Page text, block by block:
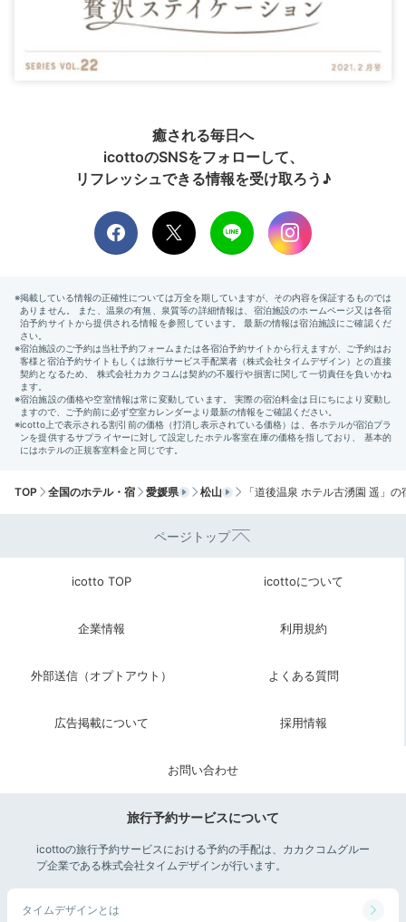
癒される毎日へ
icottoのSNSをフォローして、
リフレッシュできる情報を受け取ろう♪
TOP 全国のホテル・宿 愛媛県 松山 「道後温泉 ホテル古湧園 遥」の
ページトップ
icotto TOP icottoについて
企業情報 利用規約
外部送信（オプトアウト） よくある質問
広告掲載について 採用情報
お問い合わせ
旅行予約サービスについて
icottoの旅行予約サービスにおける予約の手配は、カカクコムグルー
プ企業である株式会社タイムデザインが行います。
タイムデザインとは